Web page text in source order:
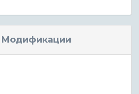
Модификации